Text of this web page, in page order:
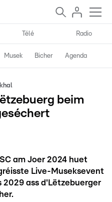
Télé Radio
Musek Bicher Agenda
beim
am Joer 2024 huet
Live-Museksevent
ass d'Lëtzebuerger